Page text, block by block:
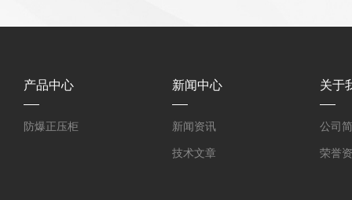
产品中心
防爆正压柜
新闻中心
新闻资讯
技术文章
关于
公司
荣誉